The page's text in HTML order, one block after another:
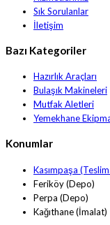
Sık Sorulanlar
İletişim
Bazı Kategoriler
Hazırlık Araçları
Bulaşık Makineleri
Mutfak Aletleri
Yemekhane
Konumlar
Kasımpaşa
Feriköy (Depo)
Perpa (Depo)
Kağıthane (İmalat)